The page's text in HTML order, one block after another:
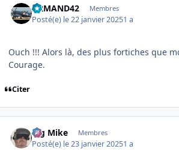
ARMAND42 Membres
Posté(e) le 22 janvier 20251 a
Ouch !!! Alors là, des plus fortiches que
Courage.
Citer
Big Mike Membres
Posté(e) le 23 janvier 20251 a